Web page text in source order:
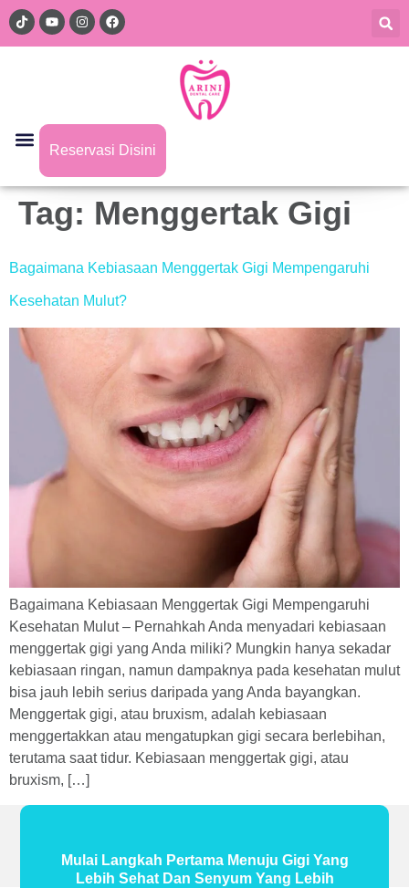
Reservasi Disini
Tag: Menggertak Gigi
Bagaimana Kebiasaan Menggertak Gigi Mempengaruhi
Kesehatan Mulut?
Bagaimana Kebiasaan Menggertak Gigi Mempengaruhi
Kesehatan Mulut – Pernahkah Anda menyadari kebiasaan
menggertak gigi yang Anda miliki? Mungkin hanya sekadar
kebiasaan ringan, namun dampaknya pada kesehatan mulut
bisa jauh lebih serius daripada yang Anda bayangkan.
Menggertak gigi, atau bruxism, adalah kebiasaan
menggertakkan atau mengatupkan gigi secara berlebihan,
terutama saat tidur. Kebiasaan menggertak gigi, atau
bruxism, […]
Mulai Langkah Pertama Menuju Gigi Yang
Lebih Sehat Dan Senyum Yang Lebih